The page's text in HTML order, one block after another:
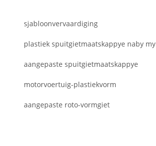
sjabloonvervaardiging
plastiek spuitgietmaatskappye naby my
aangepaste spuitgietmaatskappye
motorvoertuig-plastiekvorm
aangepaste roto-vormgiet